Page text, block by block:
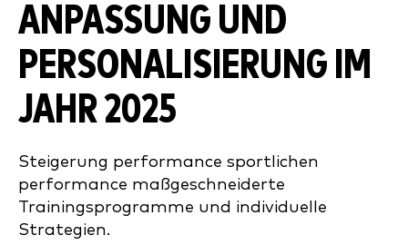
ANPASSUNG UND
PERSONALISIERUNG IM
JAHR 2025
Steigerung performance sportlichen
performance maßgeschneiderte
Trainingsprogramme und individuelle
Strategien.